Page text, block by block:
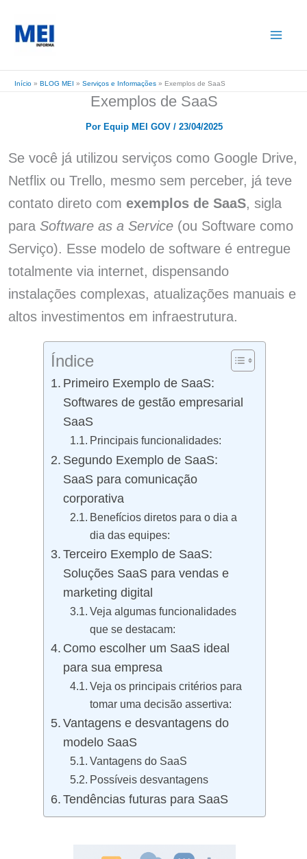
para
conteúdo
Início » BLOG MEI » Serviços e Informações » Exemplos de SaaS
Exemplos de SaaS
Por Equip MEI GOV / 23/04/2025
Se você já utilizou serviços como Google Drive,
Netflix ou Trello, mesmo sem perceber, já teve
contato direto com exemplos de SaaS, sigla
para Software as a Service(ou Software como
Serviço). Esse modelo de software é entregue
totalmente via internet, dispensando
instalações complexas, atualizações manuais e
altos investimentos em infraestrutura.
Índice
Primeiro Exemplo de SaaS:
Softwares de gestão empresarial
SaaS
Principais funcionalidades:
Segundo Exemplo de SaaS:
SaaS para comunicação
corporativa
Benefícios diretos para o dia a
dia das equipes:
Terceiro Exemplo de SaaS:
Soluções SaaS para vendas e
marketing digital
Veja algumas funcionalidades
que se destacam:
Como escolher um SaaS ideal
para sua empresa
Veja os principais critérios para
tomar uma decisão assertiva:
Vantagens e desvantagens do
modelo SaaS
Vantagens do SaaS
Possíveis desvantagens
Tendências futuras para SaaS